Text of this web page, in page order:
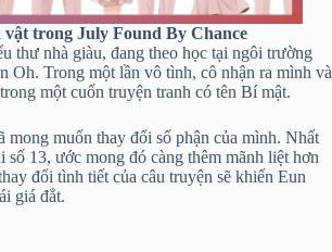
vật trong July Found By Chance
thư nhà giàu, đang theo học tại ngôi trường
Oh. Trong một lần vô tình, cô nhận ra mình và
một cuốn truyện tranh có tên Bí mật.
mong muốn thay đổi số phận của mình. Nhất
số 13, ước mong đó càng thêm mãnh liệt hơn
đổi tình tiết của câu truyện sẽ khiến Eun
giá đắt.